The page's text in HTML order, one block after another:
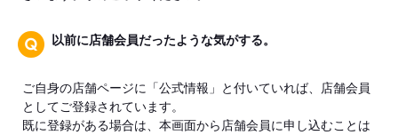
以前に店舗会員だったような気がする。
ご自身の店舗ページに「公式情報」と付いていれば、店舗会員
としてご登録されています。
既に登録がある場合は、本画面から店舗会員に申し込むことは